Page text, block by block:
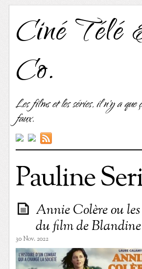
Ciné Télé
Co.
Les films et les séries, il n'y a
faux.
Pauline
Annie Colère ou les
du film de
30 Nov. 2022